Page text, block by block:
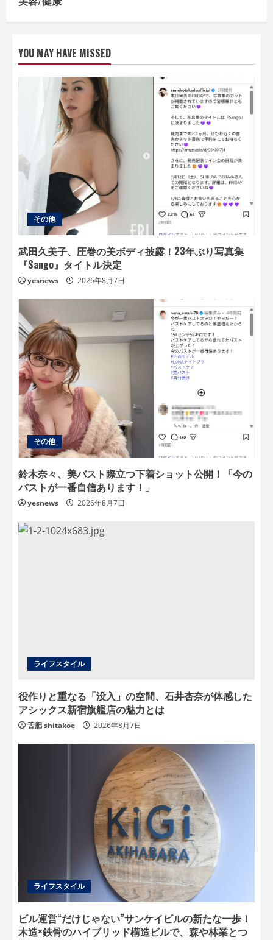
YOU MAY HAVE MISSED
その他
武田久美子、圧巻の美ボディ披露！23年ぶり写真集
『Sango』タイトル決定
yesnews 2026年8月7日
その他
鈴木奈々、美バスト際立つ下着ショット公開！「今の
バストが一番自信あります！」
yesnews 2026年8月7日
ライフスタイル
役作りと重なる「没入」の空間、石井杏奈が体感した
アシックス新宿旗艦店の魅力とは
舌肥 shitakoe 2026年8月7日
ライフスタイル
ビル運営“だけじゃない”サンケイビルの新たな一歩！
木造×鉄骨のハイブリッド構造ビルで、森や林業とつ